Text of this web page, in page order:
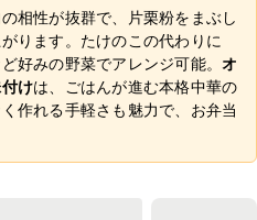
相性が抜群で、片栗粉をまぶし
ります。たけのこの代わりに
好みの野菜でアレンジ可能。 オ
けは、ごはんが進む本格中華の
作れる手軽さも魅力で、お弁当